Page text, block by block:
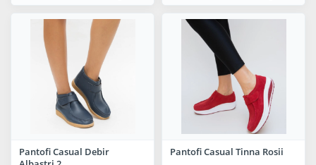
Pantofi Casual Debir
Pantofi Casual Tinna Rosii